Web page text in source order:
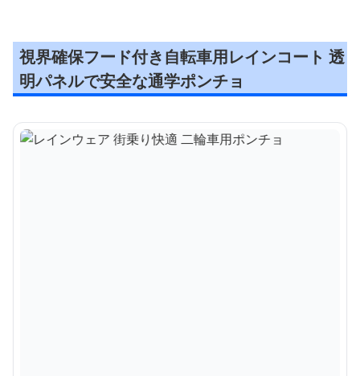
視界確保フード付き自転車用レインコート 透
明パネルで安全な通学ポンチョ